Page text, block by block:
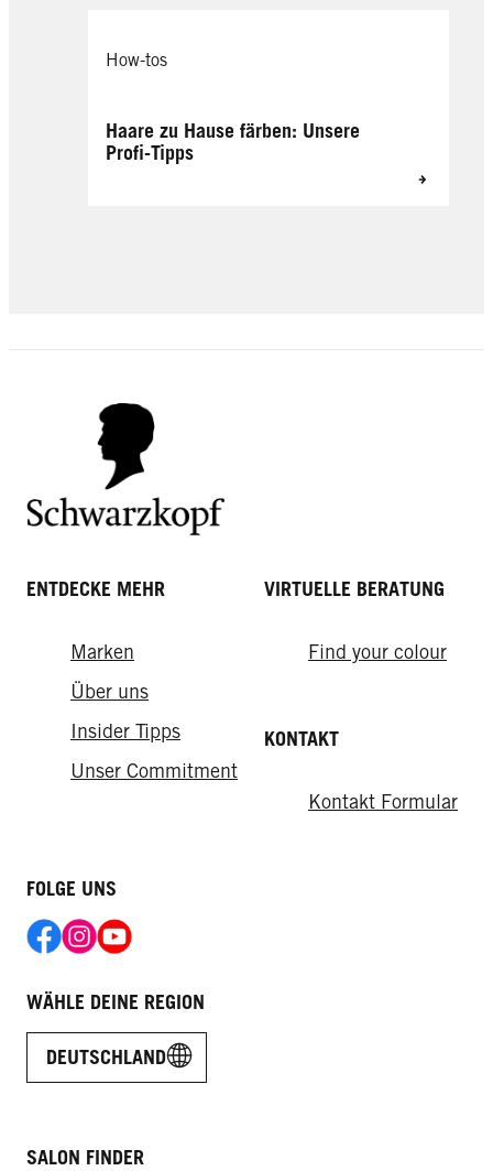
How-tos
Haare zu Hause färben: Unsere
Profi-Tipps
How-tos
Das Frisch-vom-Friseur-Gefühl für
zuhause
So sorgen Sie für eine gesunde
Kopfhaut
ENTDECKE MEHR
Marken
Über uns
Insider Tipps
Unser Commitment
VIRTUELLE BERATUNG
Find your colour
KONTAKT
Kontakt Formular
FOLGE UNS
WÄHLE DEINE REGION
DEUTSCHLAND
SALON FINDER